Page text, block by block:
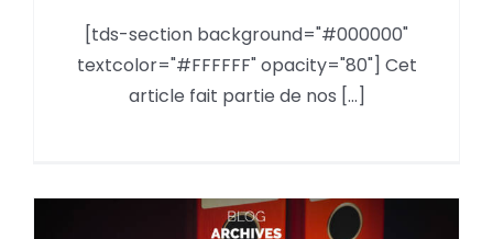
Moldflow : nouveau module de
cristallisation
[tds-section background="#000000"
textcolor="#FFFFFF" opacity="80"] Cet
article fait partie de nos [...]